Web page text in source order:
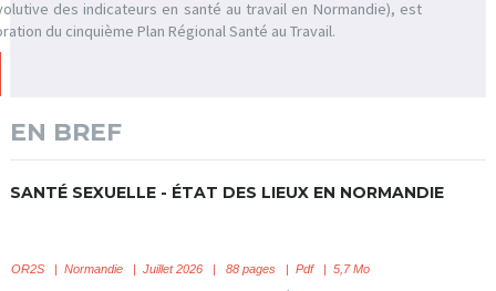
des indicateurs en santé au travail en Normandie), est
du cinquième Plan Régional Santé au Travail.
EN BREF
SANTÉ SEXUELLE - ÉTAT DES LIEUX EN NORMANDIE
OR2S | Normandie| Juillet 2026 | 88 pages | Pdf | 5,7 Mo